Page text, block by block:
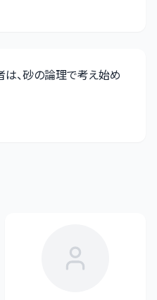
、砂の論理で考え始め